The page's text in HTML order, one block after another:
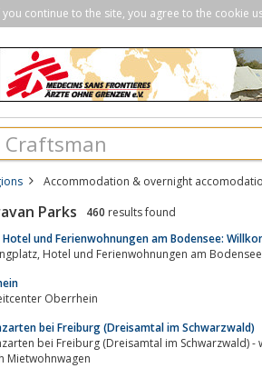
continue to the site, you agree to the cookie
Accommodation & overnight
Parks 460 results found
und Ferienwohnungen am Bodensee:
Wirthshof - Ihr Campingplatz, Hotel und Ferienwohnungen am Bodensee
Oberrhein
bei Freiburg (Dreisamtal im Schwarzwald)
Freiburg (Dreisamtal im Schwarzwald) - wir bieten Zeltplätze,
Mietwohnwagen